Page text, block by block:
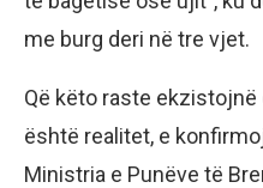
me burg deri në tre vjet.
Që këto raste ekzistojnë
është realitet, e
Ministria e Punëve të